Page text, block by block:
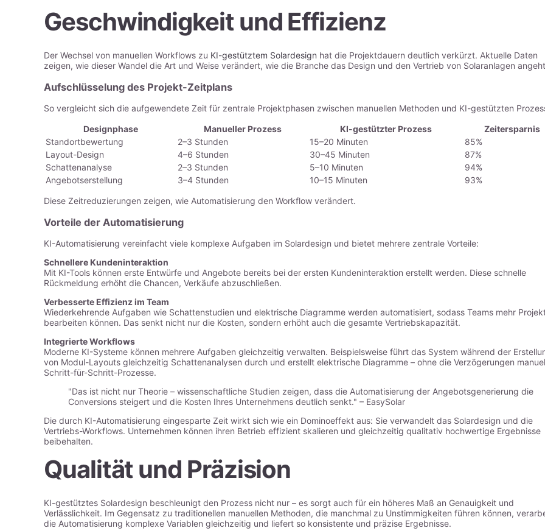
Geschwindigkeit und Effizienz
Der Wechsel von manuellen Workflows zu KI-gestütztem Solardesign hat die Projektdauern deutlich verkürzt. Aktuelle Daten
zeigen, wie dieser Wandel die Art und Weise verändert, wie die Branche das Design und den Vertrieb von Solaranlagen
Aufschlüsselung des Projekt-Zeitplans
So vergleicht sich die aufgewendete Zeit für zentrale Projektphasen zwischen manuellen Methoden und KI-gestützten
Designphase
Manueller Prozess KI-gestützter Prozess
Zeitersparnis
Standortbewertung
2–3 Stunden 15–20 Minuten
85%
Layout-Design
4–6 Stunden 30–45 Minuten
87%
Schattenanalyse
2–3 Stunden 5–10 Minuten
94%
Angebotserstellung
3–4 Stunden 10–15 Minuten
93%
Diese Zeitreduzierungen zeigen, wie Automatisierung den Workflow verändert.
Vorteile der Automatisierung
KI-Automatisierung vereinfacht viele komplexe Aufgaben im Solardesign und bietet mehrere zentrale Vorteile:
Schnellere Kundeninteraktion
Mit KI-Tools können erste Entwürfe und Angebote bereits bei der ersten Kundeninteraktion erstellt werden. Diese schnelle
Rückmeldung erhöht die Chancen, Verkäufe abzuschließen.
Verbesserte Effizienz im Team
Wiederkehrende Aufgaben wie Schattenstudien und elektrische Diagramme werden automatisiert, sodass Teams mehr
bearbeiten können. Das senkt nicht nur die Kosten, sondern erhöht auch die gesamte Vertriebskapazität.
Integrierte Workflows
Moderne KI-Systeme können mehrere Aufgaben gleichzeitig verwalten. Beispielsweise führt das System während der
von Modul-Layouts gleichzeitig Schattenanalysen durch und erstellt elektrische Diagramme – ohne die Verzögerungen
Schritt-für-Schritt-Prozesse.
"Das ist nicht nur Theorie – wissenschaftliche Studien zeigen, dass die Automatisierung der Angebotsgenerierung die
Conversions steigert und die Kosten Ihres Unternehmens deutlich senkt." – EasySolar
Die durch KI-Automatisierung eingesparte Zeit wirkt sich wie ein Dominoeffekt aus: Sie verwandelt das Solardesign und die
Vertriebs-Workflows. Unternehmen können ihren Betrieb effizient skalieren und gleichzeitig qualitativ hochwertige Ergebnisse
beibehalten.
Qualität und Präzision
KI-gestütztes Solardesign beschleunigt den Prozess nicht nur – es sorgt auch für ein höheres Maß an Genauigkeit und
Verlässlichkeit. Im Gegensatz zu traditionellen manuellen Methoden, die manchmal zu Unstimmigkeiten führen können,
die Automatisierung komplexe Variablen gleichzeitig und liefert so konsistente und präzise Ergebnisse.